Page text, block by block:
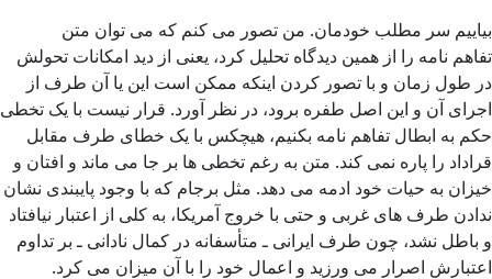
بیاییم سر مطلب خودمان. من تصور می کنم که می توان متن
تفاهم نامه را از همین دیدگاه تحلیل کرد، یعنی از دید امکانات تحولش
در طول زمان و با تصور کردن اینکه ممکن است این یا آن طرف از
اجرای آن و این اصل طفره برود، در نظر آورد. قرار نیست با یک تخطی
حکم به ابطال تفاهم نامه بکنیم، هیچکس با یک خطای طرف مقابل
قراداد را پاره نمی کند. متن به رغم تخطی ها بر جا می ماند و افتان و
خیزان به حیات خود ادمه می دهد. مثل برجام که با وجود پایبندی نشان
ندادن طرف های غربی و حتی با خروج آمریکا، به کلی از اعتبار نیافتاد
و باطل نشد، چون طرف ایرانی ـ متأسفانه در کمال نادانی ـ بر تداوم
اعتبارش اصرار می ورزید و اعمال خود را با آن میزان می کرد.